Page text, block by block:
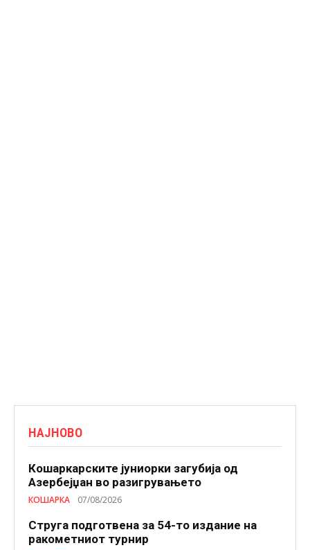
НАЈНОВО
Кошаркарските јуниорки загубија од
Азербејџан во разигрувањето
КОШАРКА 07/08/2026
Струга подготвена за 54-то издание на
ракометниот турнир